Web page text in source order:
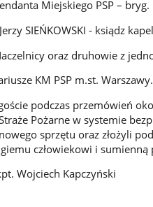
Miejskiego PSP – bryg.
SIEŃKOWSKI - ksiądz
oraz druhowie z
KM PSP m.st. Warszawy.
podczas przemówień
Pożarne w systemie
sprzętu oraz złożyli
człowiekowi i sumienną
Wojciech Kapczyński